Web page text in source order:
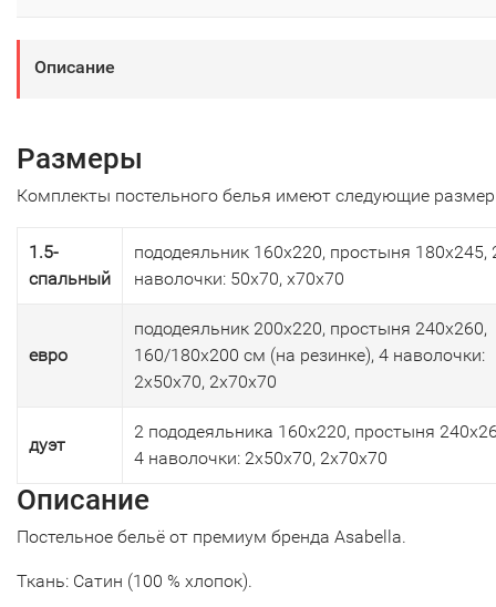
Описание
Размеры
Комплекты постельного белья имеют следующие
1.5-
спальный
пододеяльник 160х220, простыня 180х245,
наволочки: 50х70, х70х70
евро
пододеяльник 200х220, простыня 240х260,
160/180х200 см (на резинке), 4 наволочки:
2х50х70, 2х70х70
дуэт
2 пододеяльника 160х220, простыня
4 наволочки: 2х50х70, 2х70х70
Описание
Постельное бельё от премиум бренда Asabella.
Ткань: Сатин (100 % хлопок).